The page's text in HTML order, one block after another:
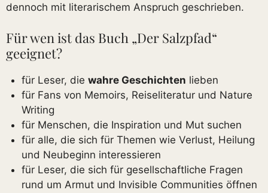
dennoch mit literarischem Anspruch geschrieben.
Für wen ist das Buch „Der Salzpfad“
geeignet?
für Leser, die wahre Geschichten lieben
für Fans von Memoirs, Reiseliteratur und Nature
Writing
für Menschen, die Inspiration und Mut suchen
für alle, die sich für Themen wie Verlust, Heilung
und Neubeginn interessieren
für Leser, die sich für gesellschaftliche Fragen
rund um Armut und Invisible Communities öffnen